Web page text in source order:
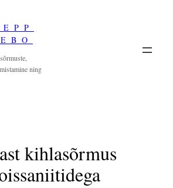
ning
kihlasõrmus